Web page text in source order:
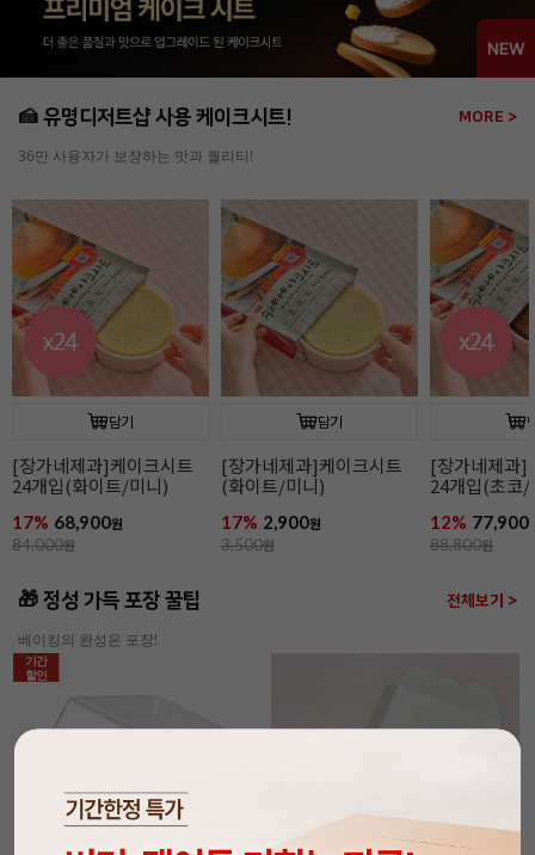
🍰 유명디저트샵 사용 케이크시트! MORE >
36만 사용자가 보장하는 맛과 퀄리티!
담기
[장가네제과]케이크시트
24개입(화이트/미니)
17% 68,900원
84,000원
담기
[장가네제과]케이크시트
(화이트/미니)
17% 2,900원
3,500원
[장가네제과]
24개입(초코/
12% 77,900
88,800원
🎁 정성 가득 포장 꿀팁 전체보기 >
베이킹의 완성은 포장!
기간
할인